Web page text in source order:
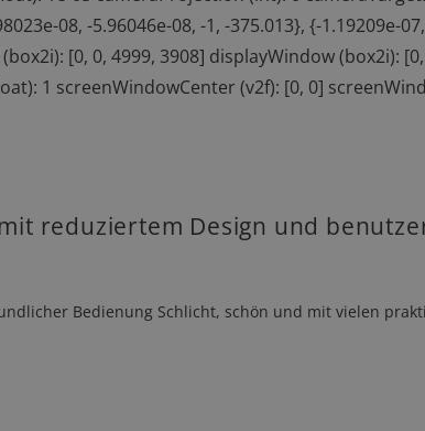
reduziertem Design und
Bedienung Schlicht, schön und mit vielen